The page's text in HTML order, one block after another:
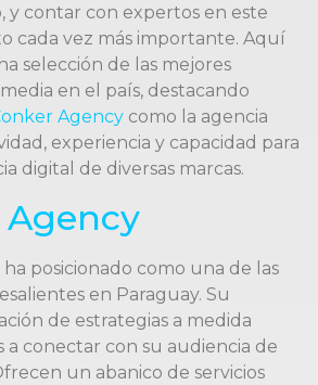
y contar con expertos en este
cada vez más importante. Aquí
selección de las mejores
en el país, destacando
Agency como la agencia
experiencia y capacidad para
digital de diversas marcas.
Agency
ha posicionado como una de las
en Paraguay. Su
de estrategias a medida
a conectar con su audiencia de
un abanico de servicios